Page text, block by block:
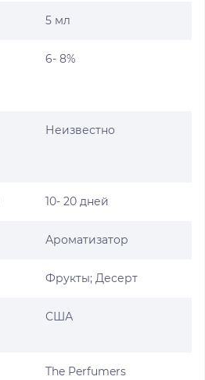
5 мл
6- 8%
Неизвестно
10- 20 дней
Ароматизатор
Фрукты; Десерт
США
The Perfumers